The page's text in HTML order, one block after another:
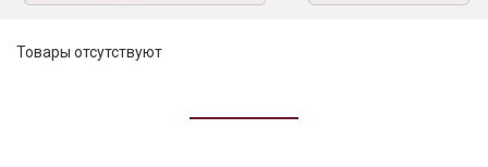
Товары отсутствуют